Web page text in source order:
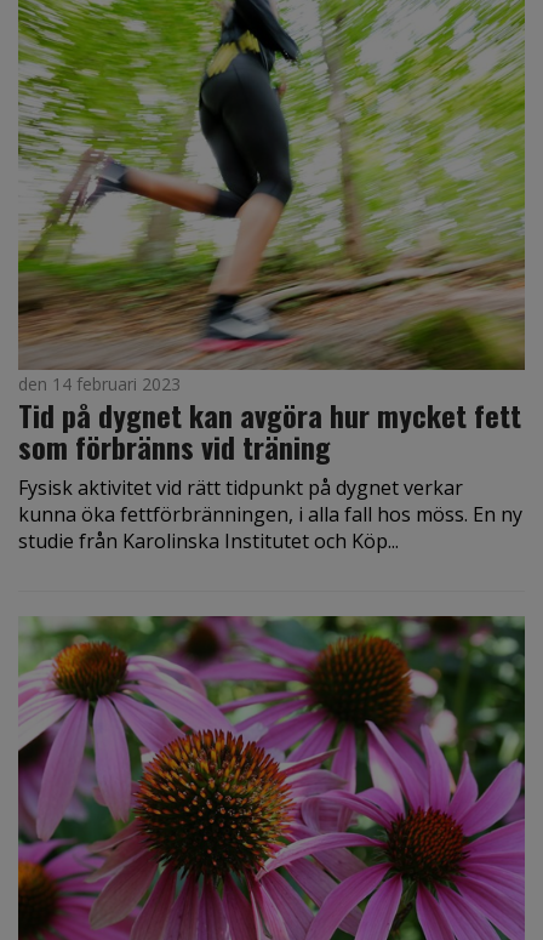
den 14 februari 2023
Tid på dygnet kan avgöra hur mycket fett
som förbränns vid träning
Fysisk aktivitet vid rätt tidpunkt på dygnet verkar
kunna öka fettförbränningen, i alla fall hos möss. En ny
studie från Karolinska Institutet och Köp...